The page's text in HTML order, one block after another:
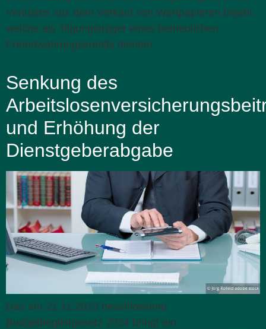
Verlustes aus dem Verkauf von Wertpapieren bejaht,
welche als Tilgungsträger eines betrieblichen
Fremdwährungskredits dienten.
Senkung des
und Erhöhung der
Dienstgeberabgabe
Das am 21.11.2023 beschlossene
Budgetbegleitgesetz 2024 bringt ein